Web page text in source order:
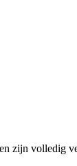
zijn volledig